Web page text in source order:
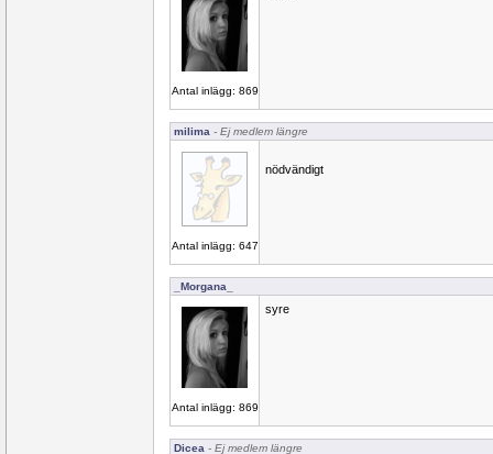
Antal inlägg: 869
milima - Ej medlem längre
Antal inlägg: 647
nödvändigt
_Morgana_
Antal inlägg: 869
syre
Dicea - Ej medlem längre